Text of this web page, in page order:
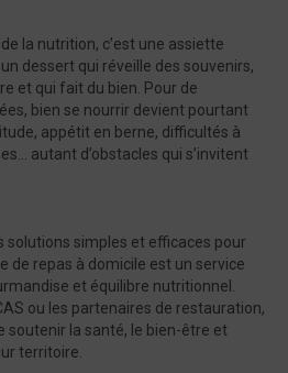
la nutrition, c’est une assiette
dessert qui réveille des souvenirs,
et qui fait du bien. Pour de
bien se nourrir devient pourtant
appétit en berne, difficultés à
autant d’obstacles qui s’invitent
solutions simples et efficaces pour
de repas à domicile est un service
et équilibre nutritionnel.
ou les partenaires de restauration,
soutenir la santé, le bien-être et
territoire.